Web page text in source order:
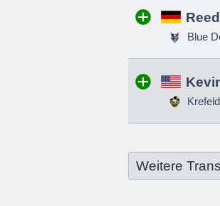
Blue
Weitere